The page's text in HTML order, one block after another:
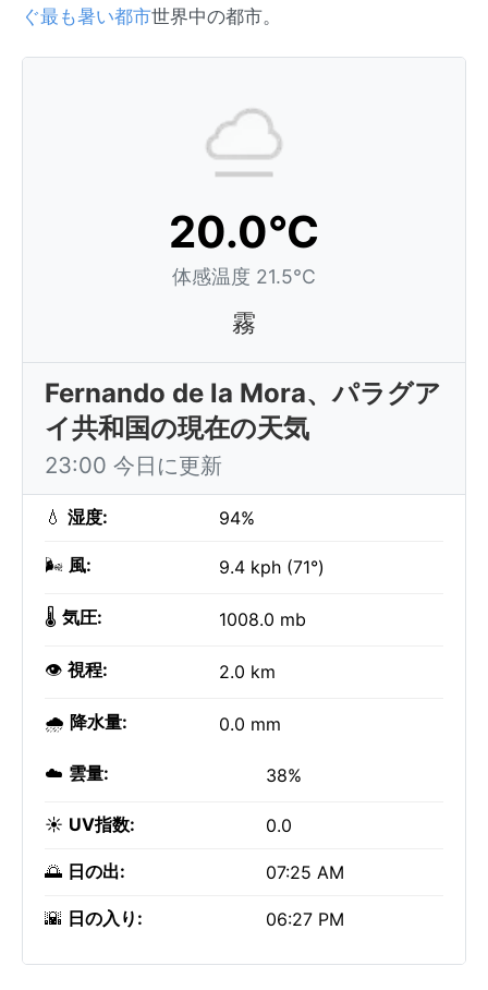
ぐ最も暑い都市世界中の都市。
20.0°C
体感温度 21.5°C
霧
Fernando de la Mora、パラグア
イ共和国の現在の天気
23:00 今日に更新
💧 湿度: 94%
🌬️ 風: 9.4 kph (71°)
🌡️ 気圧: 1008.0 mb
👁️ 視程: 2.0 km
🌧️ 降水量: 0.0 mm
☁️ 雲量: 38%
☀️ UV指数: 0.0
🌅 日の出: 07:25 AM
🌇 日の入り: 06:27 PM